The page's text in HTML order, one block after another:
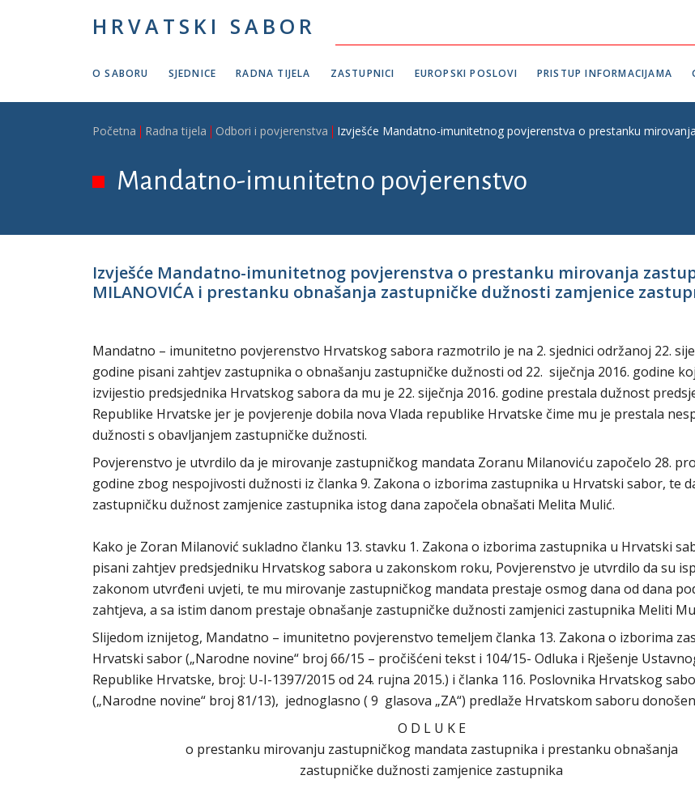
HRVATSKI SABOR
O SABORU SJEDNICE RADNA TIJELA ZASTUPNICI EUROPSKI POSLOVI PRISTUP INFORMACIJAMA
Breadcrumb
Početna Radna tijela Odbori i povjerenstva Izvješće Mandatno-imunitetnog povjerenstva o prestanku
Mandatno-imunitetno povjerenstvo
Izvješće Mandatno-imunitetnog povjerenstva o prestanku mirovanja
MILANOVIĆA i prestanku obnašanja zastupničke dužnosti zamjenice
Mandatno – imunitetno povjerenstvo Hrvatskog sabora razmotrilo je na 2. sjednici održanoj 22.
godine pisani zahtjev zastupnika o obnašanju zastupničke dužnosti od 22. siječnja 2016. godine
izvijestio predsjednika Hrvatskog sabora da mu je 22. siječnja 2016. godine prestala dužnost
Republike Hrvatske jer je povjerenje dobila nova Vlada republike Hrvatske čime mu je prestala
dužnosti s obavljanjem zastupničke dužnosti.
Povjerenstvo je utvrdilo da je mirovanje zastupničkog mandata Zoranu Milanoviću započelo 28.
godine zbog nespojivosti dužnosti iz članka 9. Zakona o izborima zastupnika u Hrvatski sabor, te
zastupničku dužnost zamjenice zastupnika istog dana započela obnašati Melita Mulić.
Kako je Zoran Milanović sukladno članku 13. stavku 1. Zakona o izborima zastupnika u Hrvatski
pisani zahtjev predsjedniku Hrvatskog sabora u zakonskom roku, Povjerenstvo je utvrdilo da su
zakonom utvrđeni uvjeti, te mu mirovanje zastupničkog mandata prestaje osmog dana od dana
zahtjeva, a sa istim danom prestaje obnašanje zastupničke dužnosti zamjenici zastupnika Meliti
Slijedom iznijetog, Mandatno – imunitetno povjerenstvo temeljem članka 13. Zakona o izborima
Hrvatski sabor („Narodne novine“ broj 66/15 – pročišćeni tekst i 104/15- Odluka i Rješenje
Republike Hrvatske, broj: U-I-1397/2015 od 24. rujna 2015.) i članka 116. Poslovnika Hrvatskog
(„Narodne novine“ broj 81/13), jednoglasno ( 9 glasova „ZA“) predlaže Hrvatskom saboru
O D L U K E
o prestanku mirovanju zastupničkog mandata zastupnika i prestanku obnašanja
zastupničke dužnosti zamjenice zastupnika